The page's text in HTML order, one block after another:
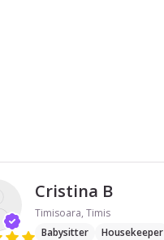
Cristina B
Timisoara, Timis
Babysitter
Housekeeper